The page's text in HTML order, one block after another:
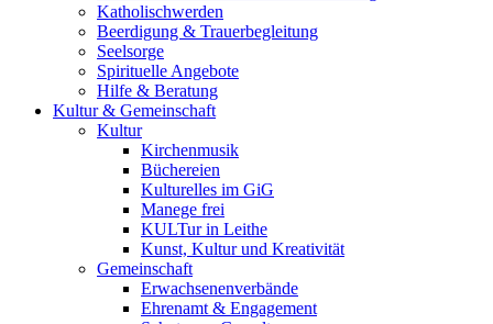
Katholischwerden
Beerdigung & Trauerbegleitung
Seelsorge
Spirituelle Angebote
Hilfe & Beratung
Kultur & Gemeinschaft
Kultur
Kirchenmusik
Büchereien
Kulturelles im GiG
Manege frei
KULTur in Leithe
Kunst, Kultur und Kreativität
Gemeinschaft
Erwachsenenverbände
Ehrenamt & Engagement